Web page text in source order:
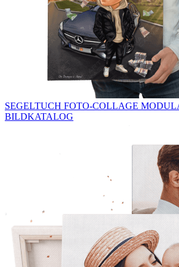
SEGELTUCH FOTO-COLLAGE
BILDKATALOG